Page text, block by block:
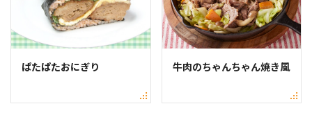
ぱたぱたおにぎり 牛肉のちゃんちゃん焼き風